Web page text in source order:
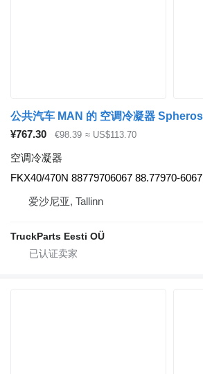
¥767.30 €98.39 ≈ US$113.70
空调冷凝器
FKX40/470N 88779706067 88.77970-6067
爱沙尼亚, Tallinn
TruckParts Eesti OÜ